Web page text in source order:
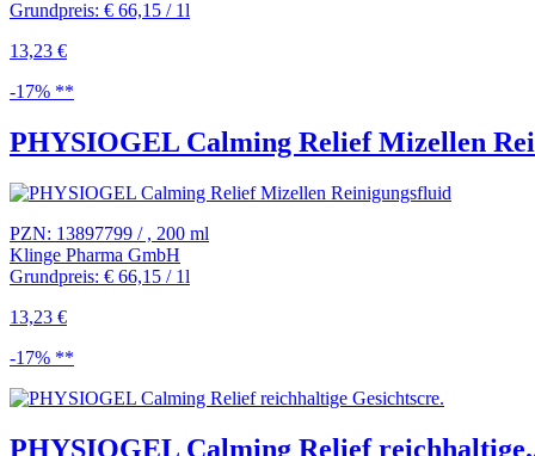
Grundpreis: € 66,15 / 1l
13,23 €
-17% **
PHYSIOGEL Calming Relief Mizellen
PZN: 13897799 / , 200 ml
Klinge Pharma GmbH
Grundpreis: € 66,15 / 1l
13,23 €
-17% **
PHYSIOGEL Calming Relief